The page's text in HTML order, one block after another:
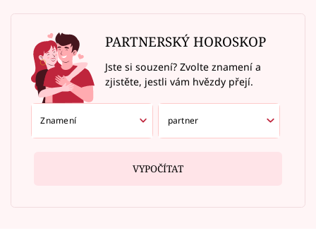
PARTNERSKÝ HOROSKOP
Jste si souzení? Zvolte znamení a
zjistěte, jestli vám hvězdy přejí.
VYPOČÍTAT